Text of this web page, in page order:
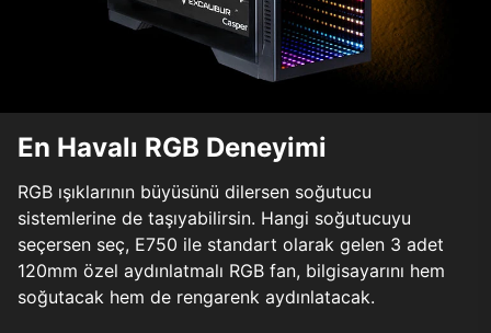
En Havalı RGB Deneyimi
RGB ışıklarının büyüsünü dilersen soğutucu
sistemlerine de taşıyabilirsin. Hangi soğutucuyu
seçersen seç, E750 ile standart olarak gelen 3 adet
120mm özel aydınlatmalı RGB fan, bilgisayarını hem
soğutacak hem de rengarenk aydınlatacak.